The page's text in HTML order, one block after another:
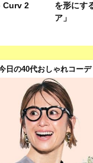
Curv 2
を形にす
ア」
日の40代おしゃれコーデ